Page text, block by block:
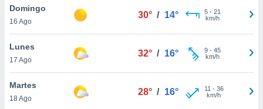
sitio
En
de que
el sitio
Domingo
16 Ago
30° / 14° 5- 21
km/h
Lunes
17 Ago
32° / 16° 9- 45
km/h
Martes
18 Ago
28° / 16° 11 - 36
km/h